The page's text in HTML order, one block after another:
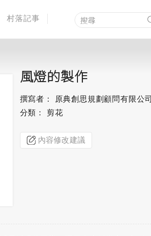
村落記事
風燈的製作
撰寫者： 原典創思規劃顧問有限公司
分類： 剪花
內容修改建議